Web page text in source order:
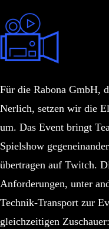
Für die Rabona GmbH,
Nerlich, setzen wir die
um. Das Event bringt
Spielshow
übertragen auf Twitch.
Anforderungen, unter
Technik-Transport zur
gleichzeitigen